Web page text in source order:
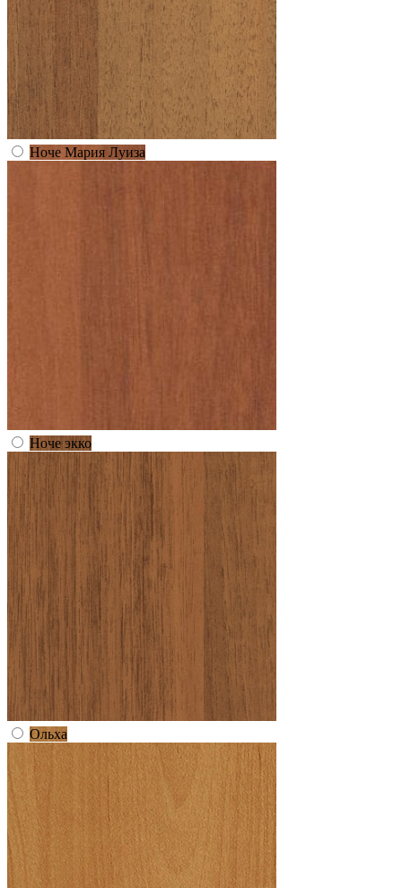
Ноче Мария Луиза
Ноче экко
Ольха